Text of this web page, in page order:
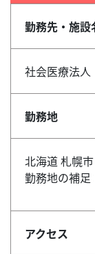
勤務先・施設
社会医療法
勤務地
北海道 札幌
勤務地の補
アクセス